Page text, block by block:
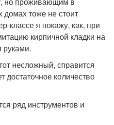
тоже не стоит
классе я покажу, как, при
кирпичной кладки на
руками.
несложный, справится
количество
ряд инструментов и